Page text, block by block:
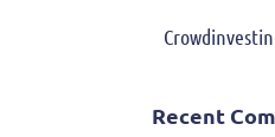
Recent